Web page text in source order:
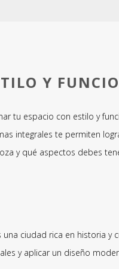
Y
tu espacio con estilo y
integrales te permiten
y qué aspectos debes
ciudad rica en historia y
y aplicar un diseño